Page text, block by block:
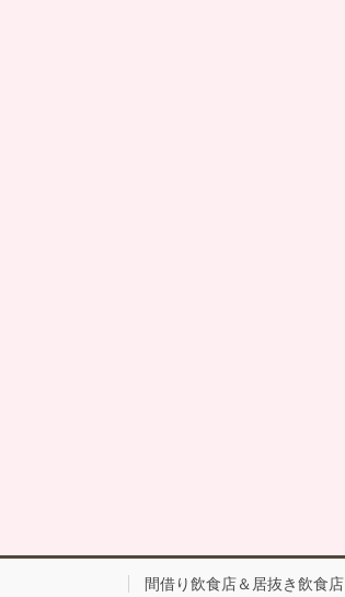
間借り飲食店＆居抜き飲食店